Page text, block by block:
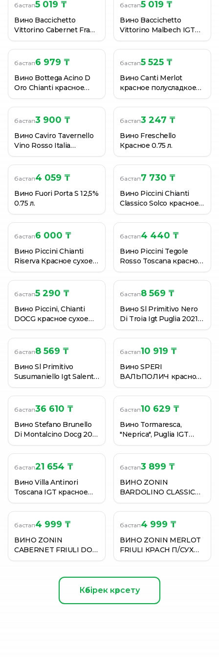
бастап5 019 ₸
Вино Baccichetto
Vittorino Cabernet Franc
DOC Friuli 2020 12,5%
0.75 л.
бастап5 019 ₸
Вино Baccichetto
Vittorino Malbech IGT
Trevenezie 12,5% 12.5%
0.75 л.
бастап6 979 ₸
Вино Bottega Acino D
Oro Chianti красное
сухое 12.5% 0.75 л
бастап5 525 ₸
Вино Canti Merlot
красное полусладкое
0,75 л. (Италия)
бастап3 900 ₸
Вино Caviro Tavernello
Vino Rosso Italia
Amabile 0.75 л.
бастап3 247 ₸
Вино Freschello
Красное 0.75 л.
бастап4 059 ₸
Вино Fuori Porta S 12,5%
0.75 л.
бастап7 730 ₸
Вино Piccini Chianti
Classico Solco красное
сухое 13% 0,75 л.
(Италия)
бастап6 000 ₸
Вино Piccini Chianti
Riserva Красное сухое
0,75 л. (Италия)
бастап4 440 ₸
Вино Piccini Tegole
Rosso Toscana красное
сухое, 0,75 л.
бастап5 290 ₸
Вино Piccini, Chianti
DOCG красное сухое
12,5% 0,75 л. (Италия)
бастап8 569 ₸
Вино Sl Primitivo Nero
Di Troia Igt Puglia 2021
Красн.Сух. 14,5% 0,75 л
бастап8 569 ₸
Вино Sl Primitivo
Susumaniello Igt Salento
2021 Красн.Сух. 14,5%
0,75 л
бастап10 919 ₸
Вино SPERI
ВАЛЬПОЛИЧ красное
сухое, 0,75л
бастап36 610 ₸
Вино Stefano Brunello
Di Montalcino Docg 2018
Красн.Сух. 15% 0,75 л
бастап10 629 ₸
Вино Tormaresca,
"Neprica", Puglia IGT
красное сухое 13% 0,75
л (Италия)
бастап21 654 ₸
Вино Villa Antinori
Toscana IGT красное
сухое 12,5% 0,75л
(Италия)
бастап3 899 ₸
ВИНО ZONIN
BARDOLINO CLASSICO
DOC КРАСН СУХ 12,5%
750МЛ
бастап4 999 ₸
ВИНО ZONIN
CABERNET FRIULI DOC
КР/СУХ 13% 0,75Л
бастап4 999 ₸
ВИНО ZONIN MERLOT
FRIULI КРАСН П/СУХ
13,5% 750МЛ
Көбірек көрсету
ВИНО ZONIN BARDOLINO CLASSICO DOC КРАСН СУХ
ВИНО ZONIN CABERNET FRIULI DOC КР/СУХ 13%
ВИНО ZONIN MERLOT FRIULI КРАСН П/СУХ 13,5%